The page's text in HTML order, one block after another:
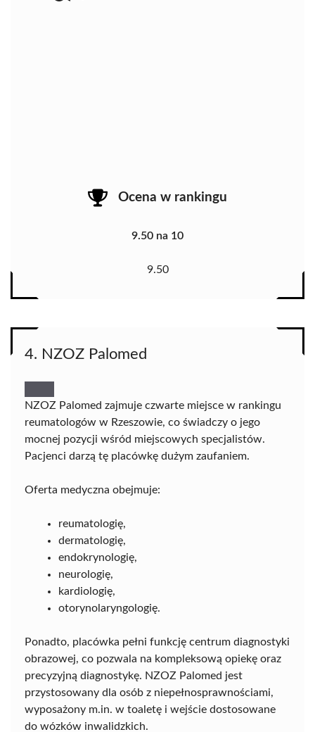
Ocena w rankingu
9.50 na 10
9.50
4. NZOZ Palomed
NZOZ Palomed zajmuje czwarte miejsce w rankingu
reumatologów w Rzeszowie, co świadczy o jego
mocnej pozycji wśród miejscowych specjalistów.
Pacjenci darzą tę placówkę dużym zaufaniem.
Oferta medyczna obejmuje:
reumatologię,
dermatologię,
endokrynologię,
neurologię,
kardiologię,
otorynolaryngologię.
Ponadto, placówka pełni funkcję centrum diagnostyki
obrazowej, co pozwala na kompleksową opiekę oraz
precyzyjną diagnostykę. NZOZ Palomed jest
przystosowany dla osób z niepełnosprawnościami,
wyposażony m.in. w toaletę i wejście dostosowane
do wózków inwalidzkich.